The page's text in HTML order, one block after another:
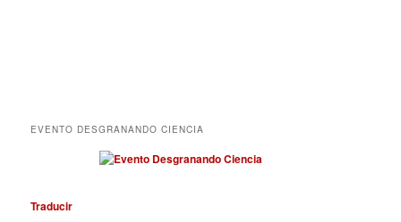
EVENTO DESGRANANDO CIENCIA
Traducir